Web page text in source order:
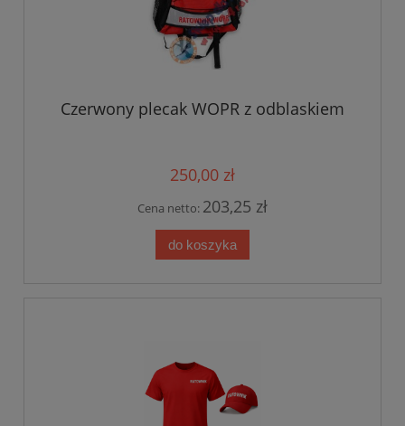
Czerwony plecak WOPR z odblaskiem
250,00 zł
Cena netto: 203,25 zł
do koszyka